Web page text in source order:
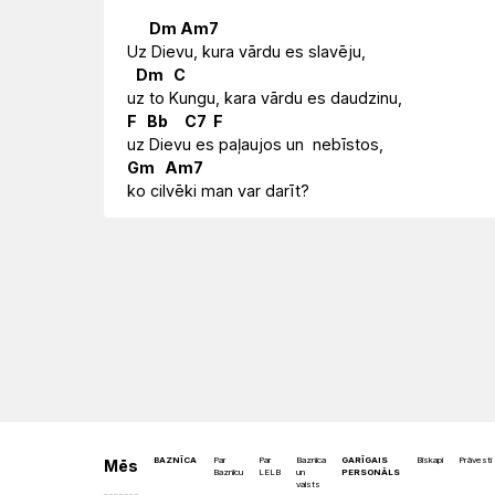
Dievnami
Iepazīsti
kristietību
Indijā
Draudzēm
Dm Am7
Uz Dievu, kura vārdu es slavēju,
Dm
C
uz to Kungu, kara vārdu es daudzinu,
F
Bb C7 F
uz Dievu es paļaujos un nebīstos,
Gm
Am7
ko cilvēki man var darīt?
Mēs BAZNĪCA
Par
Baznīcu
Par
LELB
Baznīca
un
valsts
GARĪGAIS
PERSONĀLS
Bīskapi Prāvesti